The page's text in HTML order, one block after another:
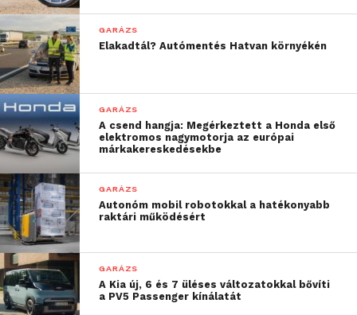
“Általánosságban
elmondható, hogy az új és
használt autók piaca
ismét drágulni kezdett. A
három legnépszerűbb
használt autó modell
közül az Opel Astra ára
mindössze 2%-kal
emelkedett az előző
évhez képest, a
Volkswagen Golf
esetében pedig csupán
GARÁZS
Elakadtál? Autómentés Hatvan környékén
GARÁZS
A csend hangja: Megérkeztett a Honda első
elektromos nagymotorja az európai
márkakereskedésekbe
GARÁZS
Autonóm mobil robotokkal a hatékonyabb
raktári működésért
GARÁZS
A Kia új, 6 és 7 üléses változatokkal bővíti
a PV5 Passenger kínálatát